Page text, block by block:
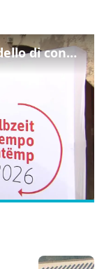
Kompatscher: "Alto Adige modello di convivenza"